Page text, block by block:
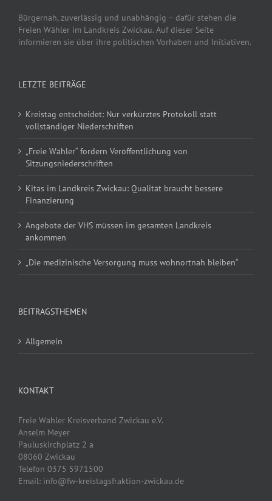
Bürgernah, zuverlässig und unabhängig – dafür stehen die
Freien Wähler im Landkreis Zwickau. Auf dieser Seite
informieren sie über ihre politischen Vorhaben und Initiativen.
LETZTE BEITRÄGE
Kreistag entscheidet: Nur verkürztes Protokoll statt
vollständiger Niederschriften
„Freie Wähler“ fordern Veröffentlichung von
Sitzungsniederschriften
Kitas im Landkreis Zwickau: Qualität braucht bessere
Finanzierung
Angebote der VHS müssen im gesamten Landkreis
ankommen
„Die medizinische Versorgung muss wohnortnah bleiben“
BEITRAGSTHEMEN
Allgemein
KONTAKT
Freie Wähler Kreisverband Zwickau e.V.
Anselm Meyer
Pauluskirchplatz 2 a
08060 Zwickau
Telefon 0375 5971500
Email: info@fw-kreistagsfraktion-zwickau.de